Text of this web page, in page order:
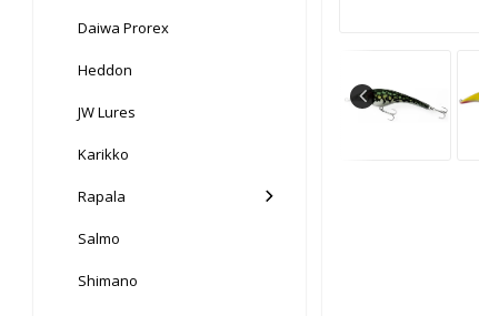
Daiwa Prorex
Heddon
JW Lures
Karikko
Rapala
Salmo
Shimano